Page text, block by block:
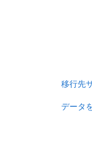
移行先
データ